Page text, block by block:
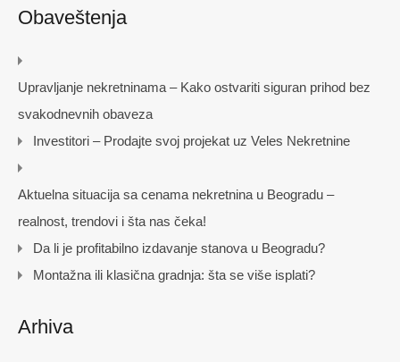
Obaveštenja
Upravljanje nekretninama – Kako ostvariti siguran prihod bez
svakodnevnih obaveza
Investitori – Prodajte svoj projekat uz Veles Nekretnine
Aktuelna situacija sa cenama nekretnina u Beogradu –
realnost, trendovi i šta nas čeka!
Da li je profitabilno izdavanje stanova u Beogradu?
Montažna ili klasična gradnja: šta se više isplati?
Arhiva